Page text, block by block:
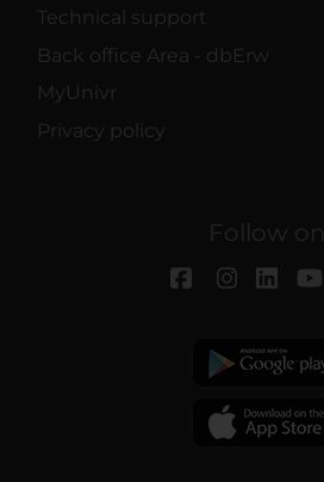
Technical support
Back office Area - dbErw
MyUnivr
Privacy policy
Follow on